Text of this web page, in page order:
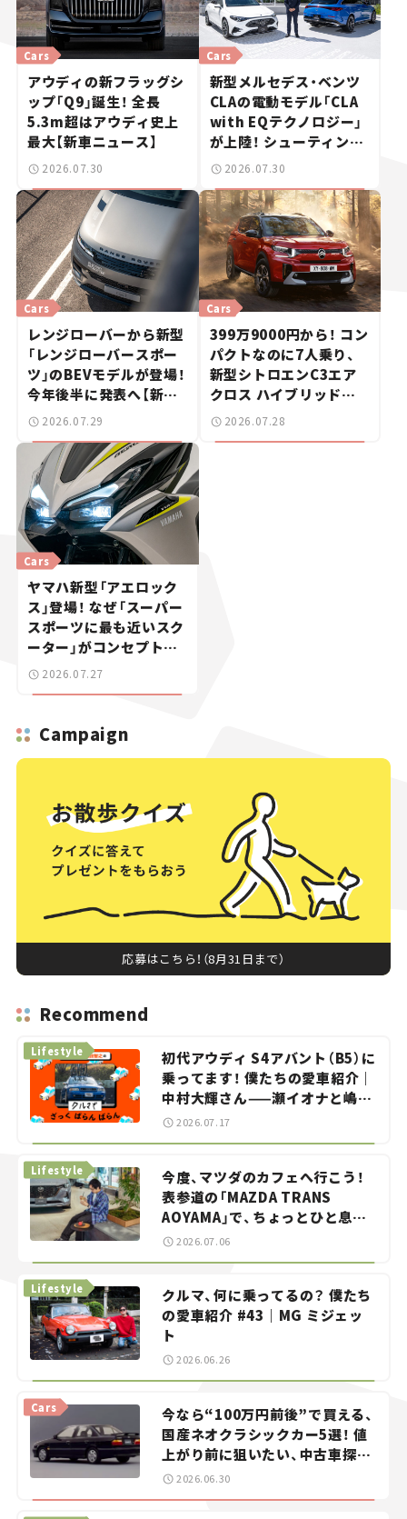
Cars
アウディの新フラッグシ
ップ「Q9」誕生！ 全長
5.3m超はアウディ史上
最大【新車ニュース】
2026.07.30
Cars
新型メルセデス・ベンツ
CLAの電動モデル「CLA
with EQテクノロジー」
が上陸！ シューティング
ブレークも発売【新車ニ
2026.07.30
Cars
レンジローバーから新型
「レンジローバースポー
ツ」のBEVモデルが登場！
今年後半に発表へ【新車
ニュース】
2026.07.29
Cars
399万9000円から！ コン
パクトなのに7人乗り、
新型シトロエンC3エア
クロス ハイブリッドが
上陸【新車ニュース】
2026.07.28
Cars
ヤマハ新型「アエロック
ス」登場！ なぜ「スーパー
スポーツに最も近いスク
ーター」がコンセプトな
のか？【新車ニュース】
2026.07.27
Campaign
応募はこちら！（8月31日まで）
Recommend
初代アウディ S4アバント（B5）に
乗ってます！ 僕たちの愛車紹介｜
中村大輝さん——瀬イオナと嶋田
智之の「クルマでざっくばらんば
Lifestyle
2026.07.17
今度、マツダのカフェへ行こう！
表参道の「MAZDA TRANS
AOYAMA」で、ちょっとひと息。
——連載｜CCGとクルマでどうす
Lifestyle
2026.07.06
クルマ、何に乗ってるの？ 僕たち
の愛車紹介 #43｜MG ミジェッ
ト
Lifestyle
2026.06.26
今なら“100万円前後”で買える、
国産ネオクラシックカー5選！ 値
上がり前に狙いたい、中古車探し
をお手伝い――ちょっとイケてるマ
Cars
2026.06.30